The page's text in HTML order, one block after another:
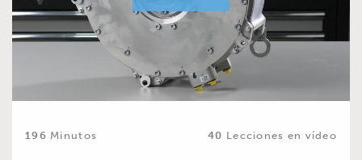
196 Minutos 40 Lecciones en vídeo